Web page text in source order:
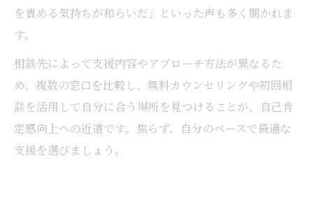
を責める気持ちが和らいだ」といった声も多く聞かれま
す。
相談先によって支援内容やアプローチ方法が異なるた
め、複数の窓口を比較し、無料カウンセリングや初回相
談を活用して自分に合う場所を見つけることが、自己肯
定感向上への近道です。焦らず、自分のペースで最適な
支援を選びましょう。